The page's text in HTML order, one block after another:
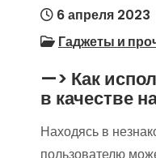
6 апреля 2023
Гаджеты и
—> Как
в качестве
Находясь в